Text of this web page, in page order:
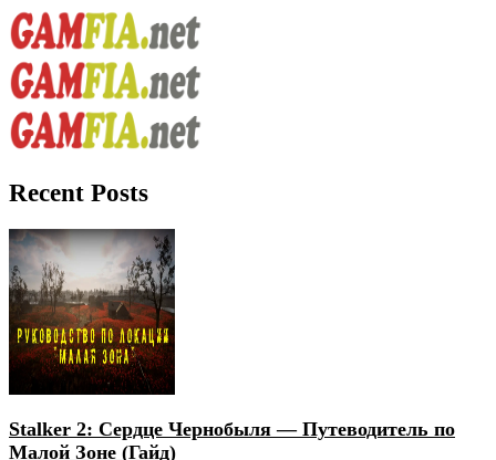
Recent Posts
Stalker 2: Сердце Чернобыля — Путеводитель по
Малой Зоне (Гайд)